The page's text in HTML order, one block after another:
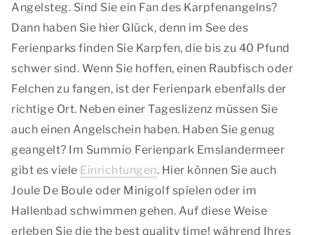
Angelsteg. Sind Sie ein Fan des Karpfenangelns?
Dann haben Sie hier Glück, denn im See des
Ferienparks finden Sie Karpfen, die bis zu 40 Pfund
schwer sind. Wenn Sie hoffen, einen Raubfisch oder
Felchen zu fangen, ist der Ferienpark ebenfalls der
richtige Ort. Neben einer Tageslizenz müssen Sie
auch einen Angelschein haben. Haben Sie genug
geangelt? Im Summio Ferienpark Emslandermeer
gibt es viele Einrichtungen. Hier können Sie auch
Joule De Boule oder Minigolf spielen oder im
Hallenbad schwimmen gehen. Auf diese Weise
erleben Sie die the best quality time! während Ihres